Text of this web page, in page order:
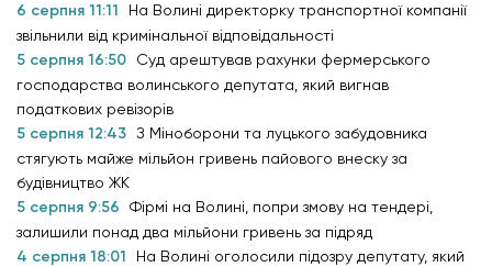
6 серпня 11:11
На Волині директорку транспортної компанії
звільнили від кримінальної відповідальності
5 серпня 16:50
Суд арештував рахунки фермерського
господарства волинського депутата, який вигнав
податкових ревізорів
5 серпня 12:43 З Міноборони та луцького забудовника
стягують майже мільйон гривень пайового внеску за
будівництво ЖК
5 серпня 9:56
Фірмі на Волині, попри змову на тендері,
залишили понад два мільйони гривень за підряд
4 серпня 18:01
На Волині оголосили підозру депутату, який